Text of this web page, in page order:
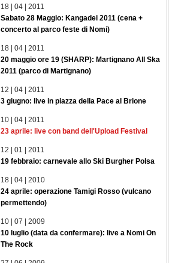
18 | 04 | 2011
Sabato 28 Maggio: Kangadei 2011 (cena +
concerto al parco feste di Nomi)
18 | 04 | 2011
20 maggio ore 19 (SHARP): Martignano All Ska
2011 (parco di Martignano)
12 | 04 | 2011
3 giugno: live in piazza della Pace al Brione
10 | 04 | 2011
23 aprile: live con band dell'Upload Festival
12 | 01 | 2011
19 febbraio: carnevale allo Ski Burgher Polsa
18 | 04 | 2010
24 aprile: operazione Tamigi Rosso (vulcano
permettendo)
10 | 07 | 2009
10 luglio (data da confermare): live a Nomi On
The Rock